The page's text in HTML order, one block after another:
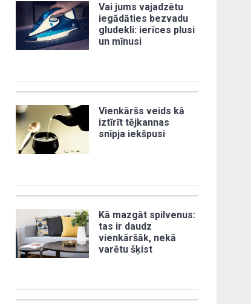
Vai jums vajadzētu
iegādāties bezvadu
gludekli: ierīces plusi
un mīnusi
Vienkāršs veids kā
iztīrīt tējkannas
snīpja iekšpusi
Kā mazgāt spilvenus:
tas ir daudz
vienkāršāk, nekā
varētu šķist